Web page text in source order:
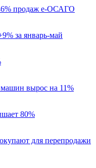
продаж е-ОСАГО
за январь-май
вырос на 11%
80%
для перепродажи